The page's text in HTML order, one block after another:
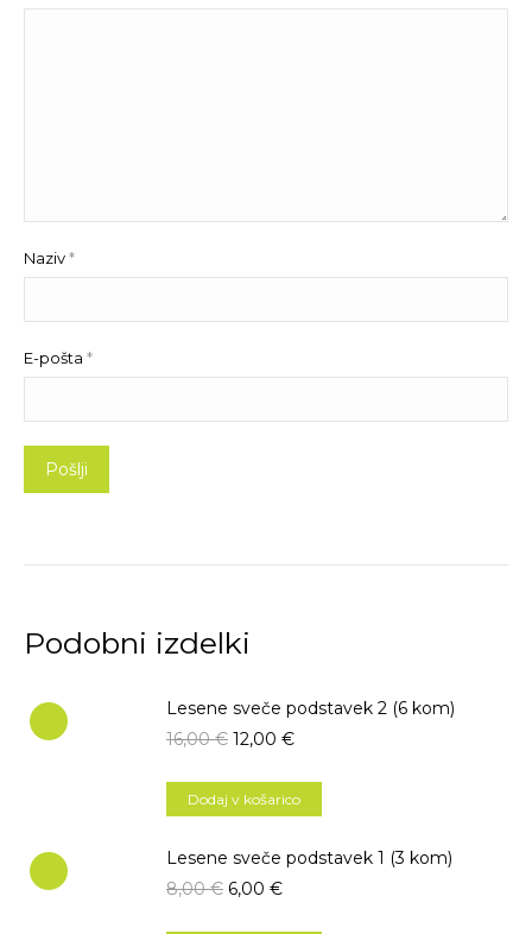
Naziv*
E-pošta *
Podobni izdelki
Lesene sveče podstavek 2 (6 kom)
16,00€ 12,00 €
Dodaj v košarico
Lesene sveče podstavek 1 (3 kom)
8,00€ 6,00 €